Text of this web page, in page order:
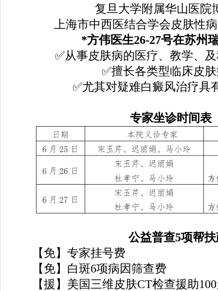
复旦大学附属华山医院
上海市中西医结合学会皮肤性
*方伟医生26-27号在苏州
✅从事皮肤病的医疗、教学、
✅擅长各类型临床皮
✅尤其对疑难白癜风治疗具
专家坐诊时间表
公益普查5项帮扶
【免】专家挂号费
【免】白斑6项病因筛查费
【援】美国三维皮肤CT检查援助